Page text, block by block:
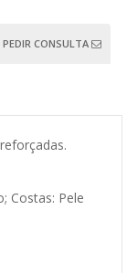
PEDIR CONSULTA
Costas: Pele